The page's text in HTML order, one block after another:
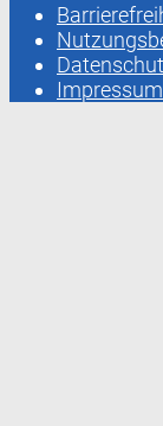
Impressum